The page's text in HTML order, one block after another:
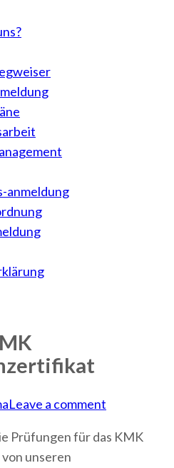
anmeldung
Leave a comment
Prüfungen für das KMK
unseren